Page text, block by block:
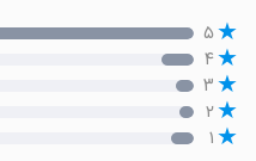
۵
۴
۳
۲
۱